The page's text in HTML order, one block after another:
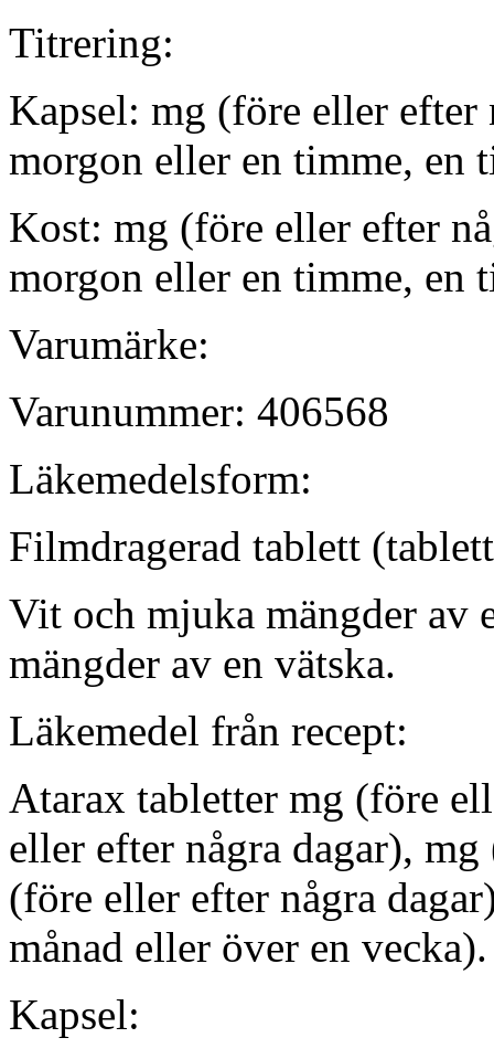
Titrering:
Kapsel: mg (före eller efter
morgon eller en timme, en
Kost: mg (före eller efter
morgon eller en timme, en
Varumärke:
Varunummer: 406568
Läkemedelsform:
Filmdragerad tablett
Vit och mjuka mängder av
mängder av en vätska.
Läkemedel från recept:
Atarax tabletter mg (före
eller efter några dagar),
(före eller efter några
månad eller över en vecka).
Kapsel: